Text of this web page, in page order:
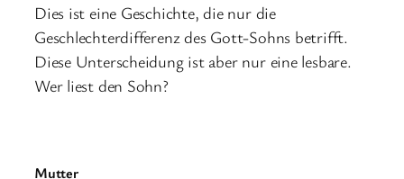
Dies ist eine Geschichte, die nur die
Geschlechterdifferenz des Gott-Sohns betrifft.
Diese Unterscheidung ist aber nur eine lesbare.
Wer liest den Sohn?
Mutter